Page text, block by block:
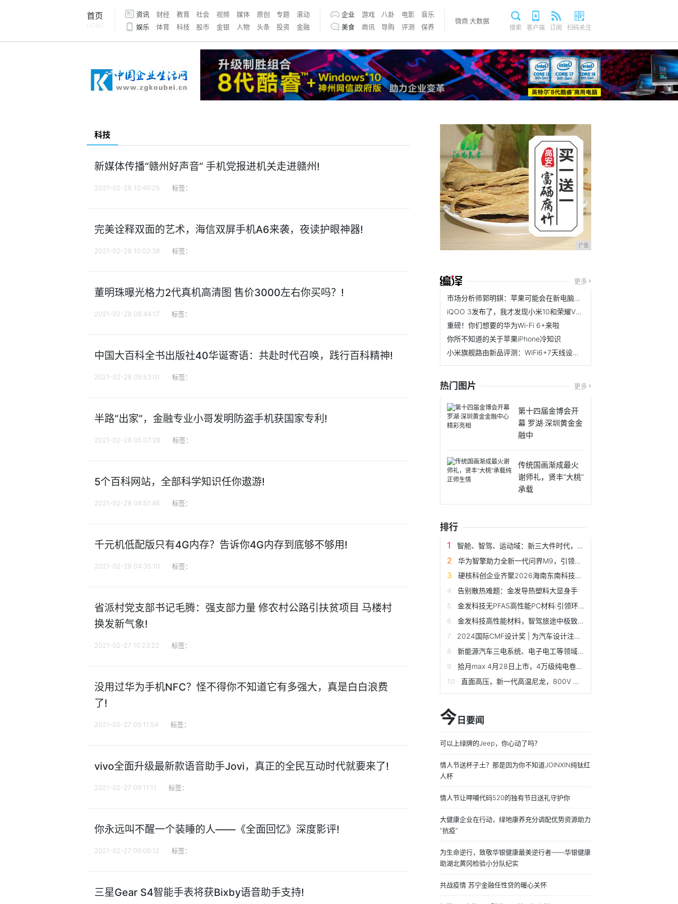
首页
HOME
资讯 财经 教育 社会 视频 媒体 原创 专题
滚动
娱乐
体育 科技 股市 金银 人物 头条 投资 金融
企业 游戏 八卦 电影
音乐
美食
商讯 导购 评测 保养
微商大数据
搜索 客户端 订阅 扫码关注
科技
新媒体传播“赣州好声音” 手机党报进机关走进赣州!
2021-02-28 10:40:25 标签：
完美诠释双面的艺术，海信双屏手机A6来袭，夜读护眼神器!
2021-02-28 10:02:38 标签：
董明珠曝光格力2代真机高清图 售价3000左右你买吗？!
2021-02-28 08:44:17 标签：
中国大百科全书出版社40华诞寄语：共赴时代召唤，践行百科精神!
2021-02-28 05:53:01 标签：
半路“出家”，金融专业小哥发明防盗手机获国家专利!
2021-02-28 05:07:28 标签：
5个百科网站，全部科学知识任你遨游!
2021-02-28 04:51:46 标签：
千元机低配版只有4G内存？告诉你4G内存到底够不够用!
2021-02-28 04:35:10 标签：
省派村党支部书记毛腾：强支部力量 修农村公路引扶贫项目 马楼村
换发新气象!
2021-02-27 10:23:22 标签：
没用过华为手机NFC？怪不得你不知道它有多强大，真是白白浪费
了!
2021-02-27 09:11:54 标签：
vivo全面升级最新款语音助手Jovi，真正的全民互动时代就要来了!
2021-02-27 09:11:11 标签：
你永远叫不醒一个装睡的人——《全面回忆》深度影评!
2021-02-27 09:09:12 标签：
三星Gear S4智能手表将获Bixby语音助手支持!
广告
更多
市场分析师郭明錤：苹果可能会在新电脑中首次放弃英特尔芯片
iQOO 3发布了，我才发现小米10和荣耀V30 PRO是真的香！
重磅！你们想要的华为Wi-Fi 6+来啦
你所不知道的关于苹果iPhone冷知识
小米旗舰路由新品评测：WiFi6+7天线设计，售价599元，豪宅无惧
热门图片 更多
第十四届金博会开
幕 罗湖·深圳黄金金
融中
传统国画渐成最火
谢师礼，贤丰“大桃”
承载
排行
智舱、智驾、运动域：新三大件时代，华为如何补齐最后一块拼图？
华为智擎助力全新一代问界M9，引领性能跃迁
硬核科创企业齐聚2026海南东南科技艺术季 构建“产业对接+人才培育”科创生态
告别散热难题：金发导热塑料大显身手
金发科技无PFAS高性能PC材料:引领环保与性能新高度
金发科技高性能材料，智驾旅途中极致体验的最佳保障
2024国际CMF设计奖 | 为汽车设计注入光影与科技感的创新材料
新能源汽车三电系统、电子电工等领域的新选择
拾月max 4月28日上市，4万级纯电卷王！将用光影大秀宣告上新
直面高压，新一代高温尼龙，800V 快充轻松拿捏
今 日要闻
可以上绿牌的Jeep，你心动了吗？
情人节送杯子土？那是因为你不知道JOINXIN纯钛红
人杯
情人节让呷哺代码520的独有节日送礼守护你
大健康企业在行动，绿地康养充分调配优势资源助力
“抗疫”
为生命逆行，致敬华银健康最美逆行者——华银健康
助湖北黄冈检验小分队纪实
共战疫情 苏宁金融任性贷的暖心关怀